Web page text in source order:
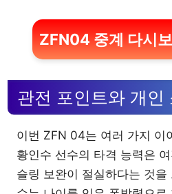
ZFN04 중계 다시
관전 포인트와 개인
이번 ZFN 04는 여러 가지 이
황인수 선수의 타격 능력은
슬링 보완이 절실하다는 것을